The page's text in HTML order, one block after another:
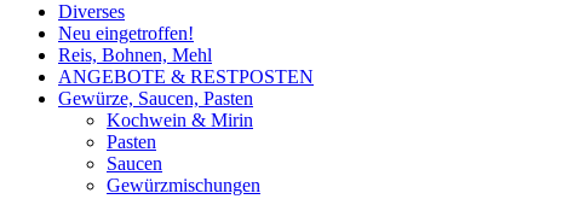
Diverses
Neu eingetroffen!
Reis, Bohnen, Mehl
ANGEBOTE & RESTPOSTEN
Gewürze, Saucen, Pasten
Kochwein & Mirin
Pasten
Saucen
Gewürzmischungen